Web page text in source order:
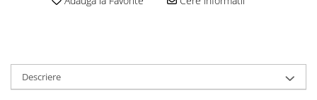
Descriere